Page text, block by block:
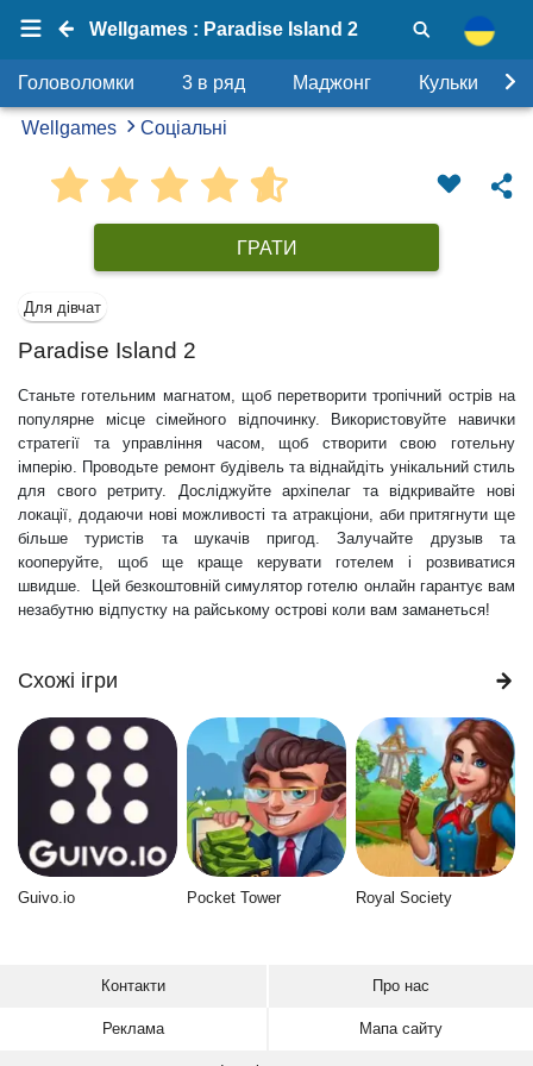
Wellgames : Paradise Island 2
Головоломки 3 в ряд Маджонг Кульки
Wellgames Соціальні
ГРАТИ
Для дівчат
Paradise Island 2
Станьте готельним магнатом, щоб перетворити тропічний острів на
популярне місце сімейного відпочинку. Використовуйте навички
стратегії та управління часом, щоб створити свою готельну
імперію. Проводьте ремонт будівель та віднайдіть унікальний стиль
для свого ретриту. Досліджуйте архіпелаг та відкривайте нові
локації, додаючи нові можливості та атракціони, аби притягнути ще
більше туристів та шукачів пригод. Залучайте друзыв та
кооперуйте, щоб ще краще керувати готелем і розвиватися
швидше. Цей безкоштовній симулятор готелю онлайн гарантує вам
незабутню відпустку на райському острові коли вам заманеться!
Схожі ігри
Guivo.io Pocket Tower Royal Society
Контакти Про нас
Реклама Мапа сайту